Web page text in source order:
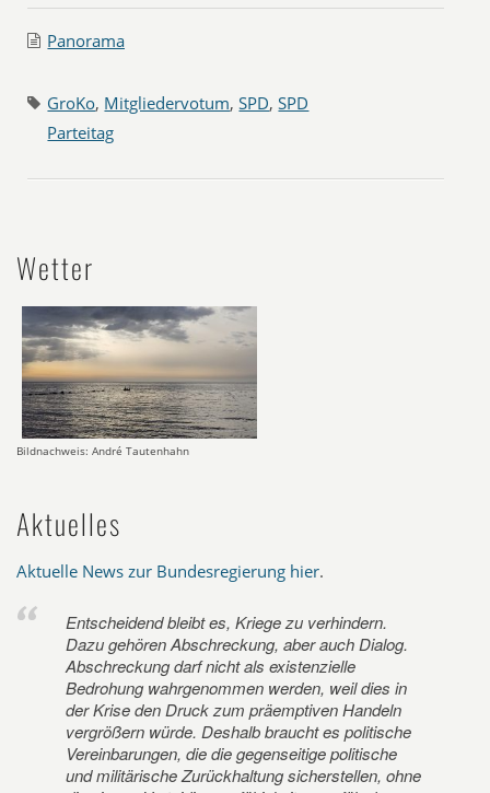
Panorama
GroKo, Mitgliedervotum,SPD,SPD
Parteitag
Wetter
Bildnachweis: André Tautenhahn
Aktuelles
Aktuelle News zur Bundesregierung hier.
Entscheidend bleibt es, Kriege zu verhindern.
Dazu gehören Abschreckung, aber auch Dialog.
Abschreckung darf nicht als existenzielle
Bedrohung wahrgenommen werden, weil dies in
der Krise den Druck zum präemptiven Handeln
vergrößern würde. Deshalb braucht es politische
Vereinbarungen, die die gegenseitige politische
und militärische Zurückhaltung sicherstellen, ohne